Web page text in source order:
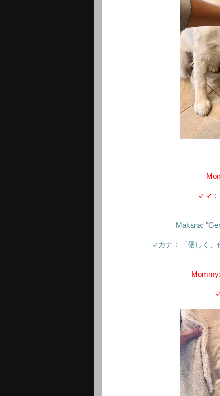
ママ
Makana:
マカナ：「優しく